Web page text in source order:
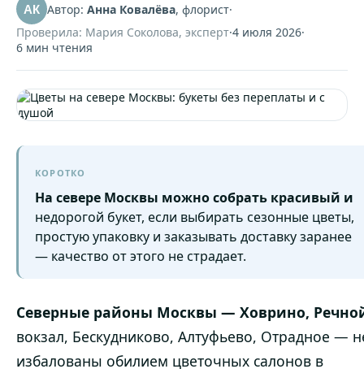
АК Автор: Анна Ковалёва, флорист·
Проверила: Мария Соколова, эксперт·4 июля 2026·
6 мин чтения
КОРОТКО
На севере Москвы можно собрать красивый и
недорогой букет, если выбирать сезонные цветы,
простую упаковку и заказывать доставку заранее
— качество от этого не страдает.
Северные районы Москвы — Ховрино,
вокзал, Бескудниково, Алтуфьево, Отрадное —
избалованы обилием цветочных салонов в